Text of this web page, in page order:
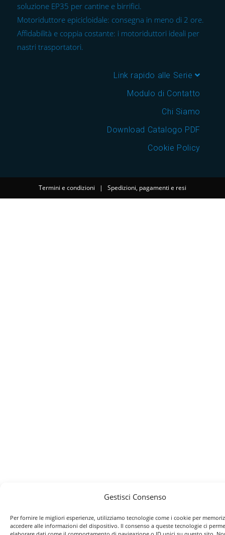
Gestisci Consenso
Per fornire le migliori esperienze, utilizziamo tecnologie come i cookie per
accedere alle informazioni del dispositivo. Il consenso a queste tecnologie ci
soluzione EP35 per cantine e birrifici.
Motoriduttore epicicloidale: consegna in meno di 2 ore.
Affidabilità e coppia costante: i motoriduttori ideali per
nastri trasportatori.
Link rapido alle Serie
Modulo di Contatto
Chi Siamo
Download Catalogo PDF
Cookie Policy
Termini e condizioni | Spedizioni, pagamenti e resi